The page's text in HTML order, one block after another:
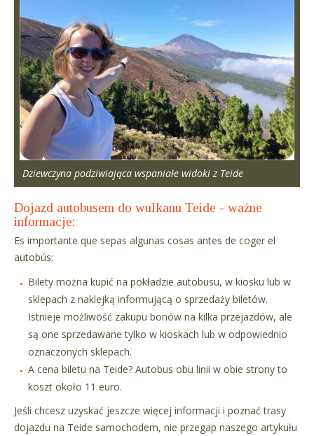
Dziewczyna podziwiająca wspaniałe widoki z Teide
Dojazd autobusem do wulkanu Teide - ważne
informacje:
Es importante que sepas algunas cosas antes de coger el
autobús:
Bilety można kupić na pokładzie autobusu, w kiosku lub w
sklepach z naklejką informującą o sprzedaży biletów.
Istnieje możliwość zakupu bonów na kilka przejazdów, ale
są one sprzedawane tylko w kioskach lub w odpowiednio
oznaczonych sklepach.
A cena biletu na Teide? Autobus obu linii w obie strony to
koszt około 11 euro.
Jeśli chcesz uzyskać jeszcze więcej informacji i poznać trasy
dojazdu na Teide samochodem, nie przegap naszego artykułu